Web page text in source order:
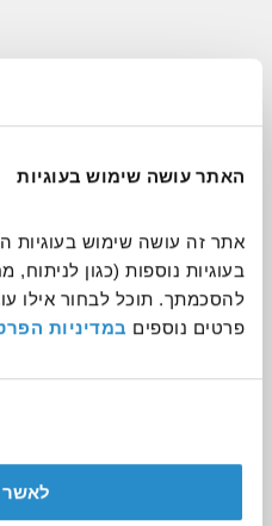
האתר עושה שימוש בעוגיות
פרטים נוספים במדיניות
לאשר
זקוקים
נשים ונערות
נשי בטוח לנערות וצעירות במצבי